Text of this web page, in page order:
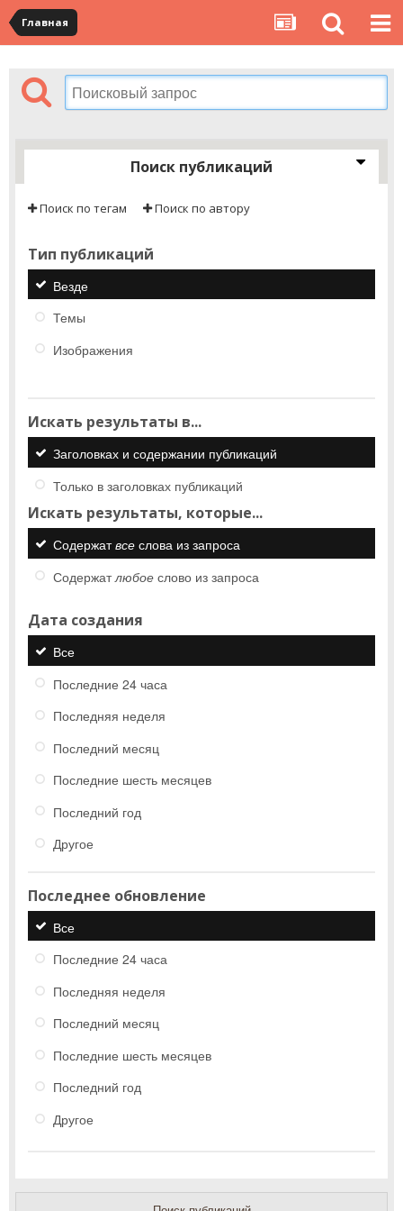
Главная
Поиск публикаций
Поиск по тегам Поиск по автору
Тип публикаций
Везде
Темы
Изображения
Искать результаты в...
Заголовках и содержании публикаций
Только в заголовках публикаций
Искать результаты, которые...
Содержатвсе слова из запроса
Содержатлюбое слово из запроса
Дата создания
Все
Последние 24 часа
Последняя неделя
Последний месяц
Последние шесть месяцев
Последний год
Другое
Последнее обновление
Все
Последние 24 часа
Последняя неделя
Последний месяц
Последние шесть месяцев
Последний год
Другое